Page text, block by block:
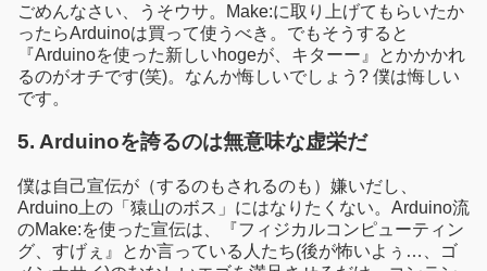
ごめんなさい、うそウサ。Make:に取り上げてもらいたか
ったらArduinoは買って使うべき。でもそうすると
『Arduinoを使った新しいhogeが、キターー』とかかかれ
るのがオチです(笑)。なんか悔しいでしょう? 僕は悔しい
です。
5. Arduinoを誇るのは無意味な虚栄だ
僕は自己宣伝が（するのもされるのも）嫌いだし、
Arduino上の「猿山のボス」にはなりたくない。Arduino流
のMake:を使った宣伝は、『フィジカルコンピューティン
グ、すげぇ』とか言っている人たち(後が怖いよぅ…、ゴ